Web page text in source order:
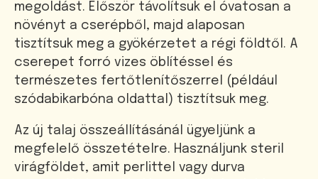
megoldást. Először távolítsuk el óvatosan a
növényt a cserépből, majd alaposan
tisztítsuk meg a gyökérzetet a régi földtől. A
cserepet forró vizes öblítéssel és
természetes fertőtlenítőszerrel (például
szódabikarbóna oldattal) tisztítsuk meg.
Az új talaj összeállításánál ügyeljünk a
megfelelő összetételre. Használjunk steril
virágföldet, amit perlittel vagy durva